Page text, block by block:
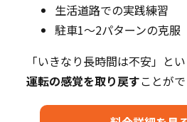
生活道路での実践練習
駐車1～2パターンの克服
「いきなり長時間は不安」と
運転の感覚を取り戻すことがで